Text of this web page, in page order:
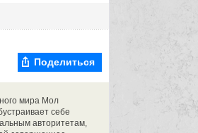
Поделиться
мира Мол
себе
авторитетам,